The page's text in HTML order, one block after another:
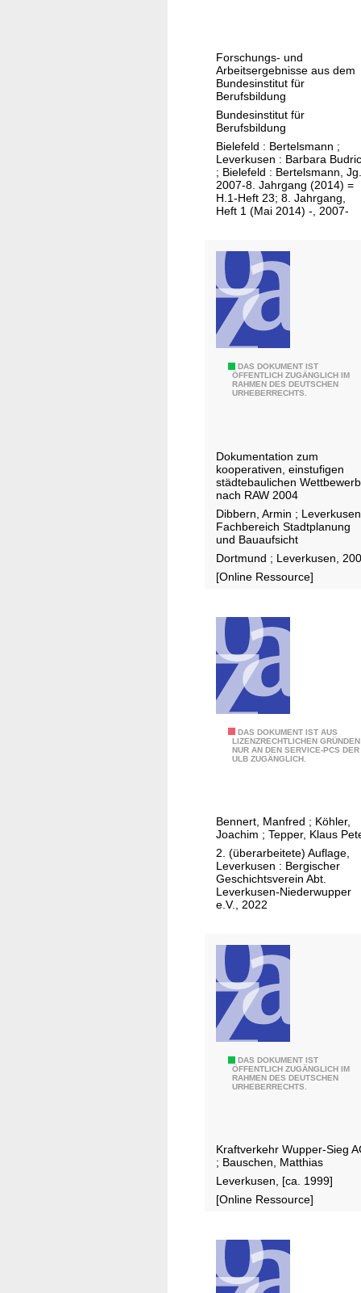
V
e
r
ä
n
d
e
r
u
a
m
E
i
h
n
s
t
a
n
d
O
p
a
R
e
p
o
r
t
Forschungs- und
Arbeitsergebnisse aus dem
Bundesinstitut für
Berufsbildung
Bundesinstitut für
Berufsbildung
Bielefeld : Bertelsmann ;
Leverkusen : Barbara
; Bielefeld : Bertelsmann, Jg.
2007-8. Jahrgang (2014) =
H.1-Heft 23; 8. Jahrgang,
Heft 1 (Mai 2014) -, 2007-
DAS DOKUMENT IST
ÖFFENTLICH ZUGÄNGLICH IM
RAHMEN DES DEUTSCHEN
URHEBERRECHTS.
a
h
n
-
S
t
a
O
p
a
Dokumentation zum
kooperativen, einstufigen
städtebaulichen Wettbewerb
nach RAW 2004
Dibbern, Armin ;
Fachbereich Stadtplanung
und Bauaufsicht
Dortmund ; Leverkusen,
[Online Ressource]
DAS DOKUMENT IST AUS
LIZENZRECHTLICHEN GRÜNDEN
NUR AN DEN SERVICE-PCS DER
ULB ZUGÄNGLICH.
i
e
n
b
u
h
e
i
c
h
r
F
a
m
l
e
Bennert, Manfred ; Köhler,
Joachim ; Tepper, Klaus
2. (überarbeitete) Auflage,
Leverkusen : Bergischer
Geschichtsverein Abt.
Leverkusen-Niederwupper
e.V., 2022
DAS DOKUMENT IST
ÖFFENTLICH ZUGÄNGLICH IM
RAHMEN DES DEUTSCHEN
URHEBERRECHTS.
i
s
1
7
Kraftverkehr Wupper-Sieg
; Bauschen, Matthias
Leverkusen, [ca. 1999]
[Online Ressource]